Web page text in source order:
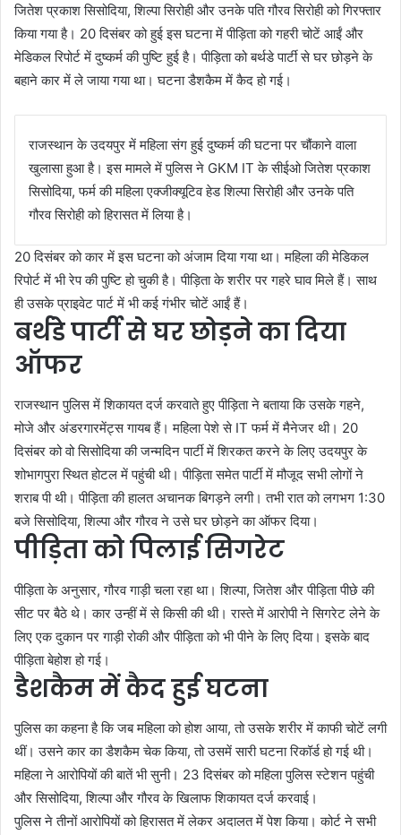
जितेश प्रकाश सिसोदिया, शिल्पा सिरोही और उनके पति गौरव सिरोही को गिरफ्तार
किया गया है। 20 दिसंबर को हुई इस घटना में पीड़िता को गहरी चोटें आईं और
मेडिकल रिपोर्ट में दुष्कर्म की पुष्टि हुई है। पीड़िता को बर्थडे पार्टी से घर छोड़ने के
बहाने कार में ले जाया गया था। घटना डैशकैम में कैद हो गई।
राजस्थान के उदयपुर में महिला संग हुई दुष्कर्म की घटना पर चौंकाने वाला
खुलासा हुआ है। इस मामले में पुलिस ने GKM IT के सीईओ जितेश प्रकाश
सिसोदिया, फर्म की महिला एक्जीक्यूटिव हेड शिल्पा सिरोही और उनके पति
गौरव सिरोही को हिरासत में लिया है।
20 दिसंबर को कार में इस घटना को अंजाम दिया गया था। महिला की मेडिकल
रिपोर्ट में भी रेप की पुष्टि हो चुकी है। पीड़िता के शरीर पर गहरे घाव मिले हैं। साथ
ही उसके प्राइवेट पार्ट में भी कई गंभीर चोटें आईं हैं।
बर्थडे पार्टी से घर छोड़ने का दिया
ऑफर
राजस्थान पुलिस में शिकायत दर्ज करवाते हुए पीड़िता ने बताया कि उसके गहने,
मोजे और अंडरगारमेंट्स गायब हैं। महिला पेशे से IT फर्म में मैनेजर थी। 20
दिसंबर को वो सिसोदिया की जन्मदिन पार्टी में शिरकत करने के लिए उदयपुर के
शोभागपुरा स्थित होटल में पहुंची थी। पीड़िता समेत पार्टी में मौजूद सभी लोगों ने
शराब पी थी। पीड़िता की हालत अचानक बिगड़ने लगी। तभी रात को लगभग 1:30
बजे सिसोदिया, शिल्पा और गौरव ने उसे घर छोड़ने का ऑफर दिया।
पीड़िता को पिलाई सिगरेट
पीड़िता के अनुसार, गौरव गाड़ी चला रहा था। शिल्पा, जितेश और पीड़िता पीछे की
सीट पर बैठे थे। कार उन्हीं में से किसी की थी। रास्ते में आरोपी ने सिगरेट लेने के
लिए एक दुकान पर गाड़ी रोकी और पीड़िता को भी पीने के लिए दिया। इसके बाद
पीड़िता बेहोश हो गई।
डैशकैम में कैद हुई घटना
पुलिस का कहना है कि जब महिला को होश आया, तो उसके शरीर में काफी चोटें लगी
थीं। उसने कार का डैशकैम चेक किया, तो उसमें सारी घटना रिकॉर्ड हो गई थी।
महिला ने आरोपियों की बातें भी सुनी। 23 दिसंबर को महिला पुलिस स्टेशन पहुंची
और सिसोदिया, शिल्पा और गौरव के खिलाफ शिकायत दर्ज करवाई।
पुलिस ने तीनों आरोपियों को हिरासत में लेकर अदालत में पेश किया। कोर्ट ने सभी